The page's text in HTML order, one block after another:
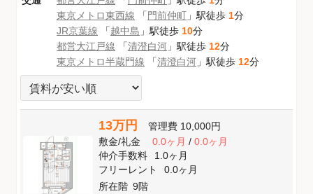
東京メトロ東西線 「門前仲町 」駅徒歩 1分
JR京葉線 「越中島 」駅徒歩 10分
都営大江戸線 「清澄白河 」駅徒歩 12分
東京メトロ半蔵門線 「清澄白河 」駅徒歩 12分
13万円 管理費 10,000円
敷金/礼金 0.0ヶ月/ 0.0ヶ月
仲介手数料
1.0ヶ月
フリーレント
0.0ヶ月
所在階 9階